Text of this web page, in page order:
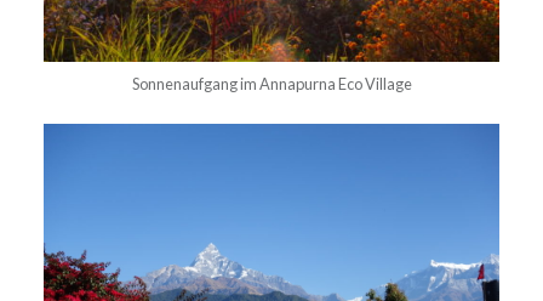
Sonnenaufgang im Annapurna Eco Village